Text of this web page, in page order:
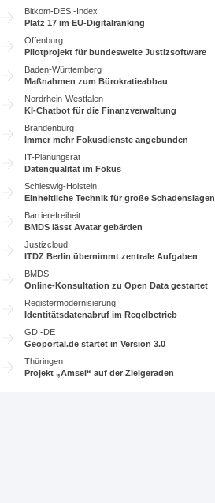
Bitkom-DESI-Index
Platz 17 im EU-Digitalranking
Offenburg
Pilotprojekt für bundesweite Justizsoftware
Baden-Württemberg
Maßnahmen zum Bürokratieabbau
Nordrhein-Westfalen
KI-Chatbot für die Finanzverwaltung
Brandenburg
Immer mehr Fokusdienste angebunden
IT-Planungsrat
Datenqualität im Fokus
Schleswig-Holstein
Einheitliche Technik für große Schadenslagen
Barrierefreiheit
BMDS lässt Avatar gebärden
Justizcloud
ITDZ Berlin übernimmt zentrale Aufgaben
BMDS
Online-Konsultation zu Open Data gestartet
Registermodernisierung
Identitätsdatenabruf im Regelbetrieb
GDI-DE
Geoportal.de startet in Version 3.0
Thüringen
Projekt „Amsel“ auf der Zielgeraden